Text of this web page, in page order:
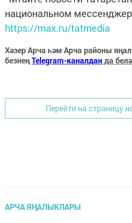
национальном
https://max.ru/tatmedia
Хәзер Арча һәм Арча районы
безнеңTelegram-каналданда
Перейти на страницу
АРЧА ЯҢАЛЫКЛАРЫ